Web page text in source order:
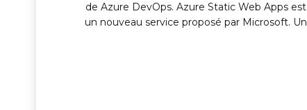
de Azure DevOps. Azure Static Web Apps est
un nouveau service proposé par Microsoft. Un